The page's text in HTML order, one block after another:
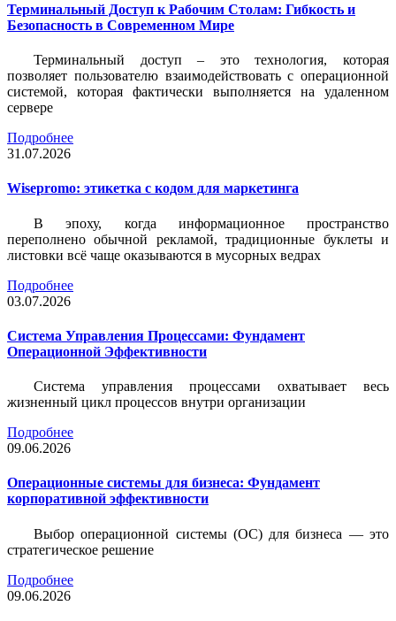
Терминальный Доступ к Рабочим Столам: Гибкость и
Безопасность в Современном Мире
Терминальный доступ – это технология, которая
позволяет пользователю взаимодействовать с операционной
системой, которая фактически выполняется на удаленном
сервере
Подробнее
31.07.2026
Wisepromo: этикетка c кодом для маркетинга
В эпоху, когда информационное пространство
переполнено обычной рекламой, традиционные буклеты и
листовки всё чаще оказываются в мусорных ведрах
Подробнее
03.07.2026
Система Управления Процессами: Фундамент
Операционной Эффективности
Система управления процессами охватывает весь
жизненный цикл процессов внутри организации
Подробнее
09.06.2026
Операционные системы для бизнеса: Фундамент
корпоративной эффективности
Выбор операционной системы (ОС) для бизнеса — это
стратегическое решение
Подробнее
09.06.2026